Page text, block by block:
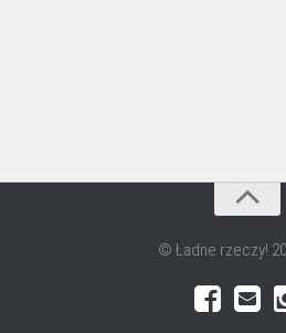
© Ładne rzeczy!